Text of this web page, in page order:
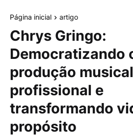
Página inicial artigo
Chrys Gringo:
Democratizando
produção musical
profissional e
transformando
propósito